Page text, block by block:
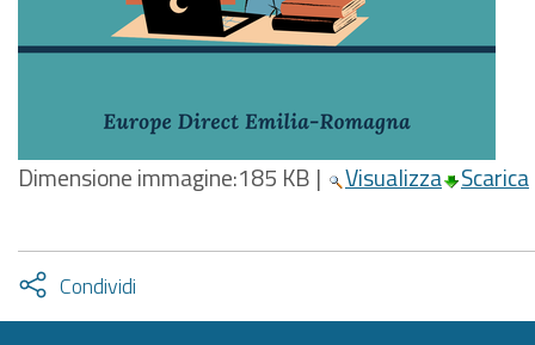
Dimensione immagine:185 KB | Visualizza Scarica
Condividi
facebook
twitter
Attiva
condividi